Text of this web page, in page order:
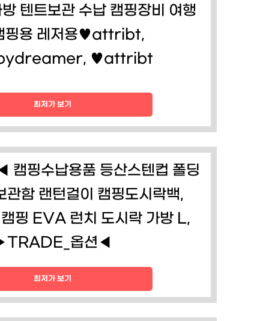
텐트보관 수납 캠핑장비 여행
핑용 레저용♥attribt,
♥attribt
최저가 보기
핑수납용품 등산스텐컵 폴딩
관함 랜턴걸이 캠핑도시락백,
EVA 런치 도시락 가방 L,
옵션◀
최저가 보기